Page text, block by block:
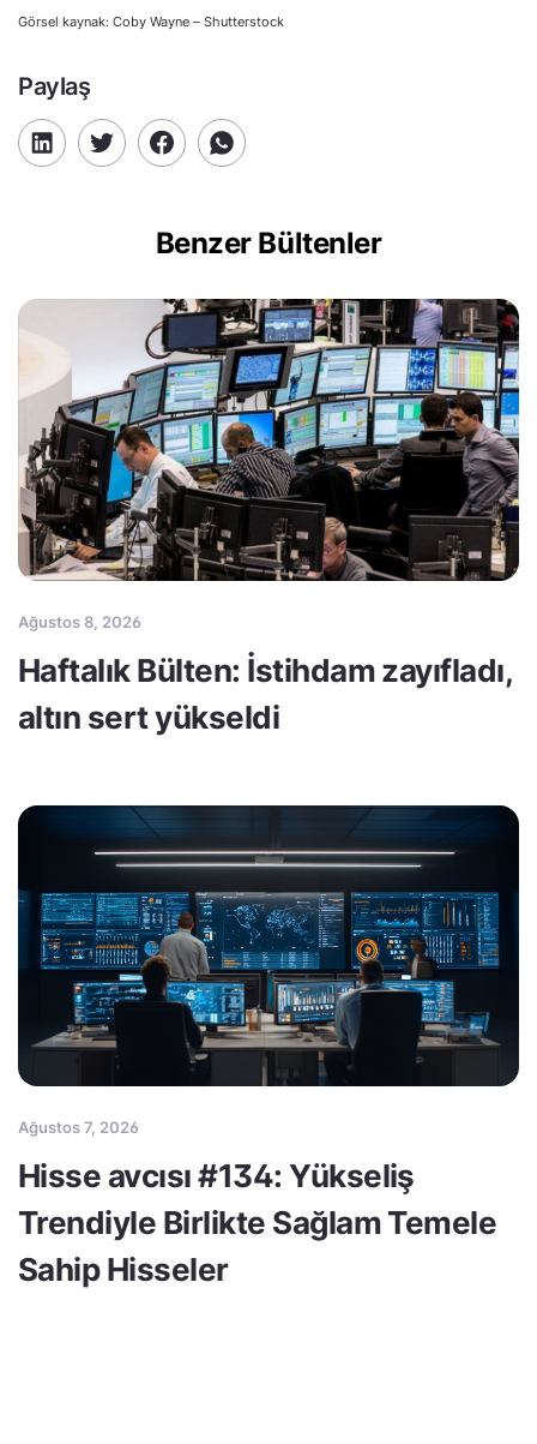
Görsel kaynak: Coby Wayne – Shutterstock
Paylaş
Benzer Bültenler
Ağustos 8, 2026
Haftalık Bülten: İstihdam zayıfladı,
altın sert yükseldi
Ağustos 7, 2026
Hisse avcısı #134: Yükseliş
Trendiyle Birlikte Sağlam Temele
Sahip Hisseler